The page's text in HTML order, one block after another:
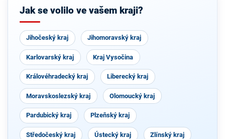
Starostové
Moravu
Jak se volilo ve vašem kraji?
Jihočeský kraj Jihomoravský kraj
Karlovarský kraj Kraj Vysočina
Královéhradecký kraj Liberecký kraj
Moravskoslezský kraj Olomoucký kraj
Pardubický kraj Plzeňský kraj
Středočeský kraj Ústecký kraj Zlínský kraj